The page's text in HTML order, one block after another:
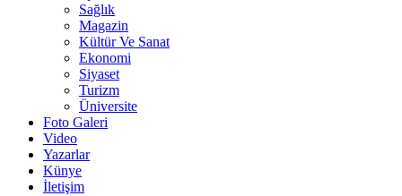
Sağlık
Magazin
Kültür Ve Sanat
Ekonomi
Siyaset
Turizm
Üniversite
Foto Galeri
Video
Yazarlar
Künye
İletişim